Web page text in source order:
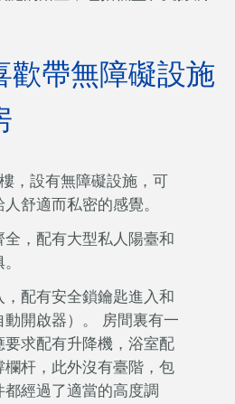
歡帶無障礙設施
，設有無障礙設施，可
舒適而私密的感覺。
，配有大型私人陽臺和
配有安全鎖鑰匙進入和
動開啟器）。 房間裏有一
求配有升降機，浴室配
杆，此外沒有臺階，包
經過了適當的高度調